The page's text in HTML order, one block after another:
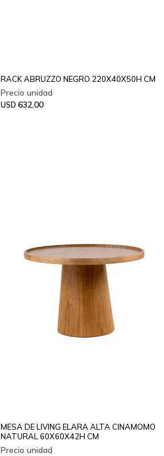
RACK ABRUZZO NEGRO 220X40X50H CM
USD 632,00
MESA DE LIVING ELARA ALTA CINAMOMO
NATURAL 60X60X42H CM